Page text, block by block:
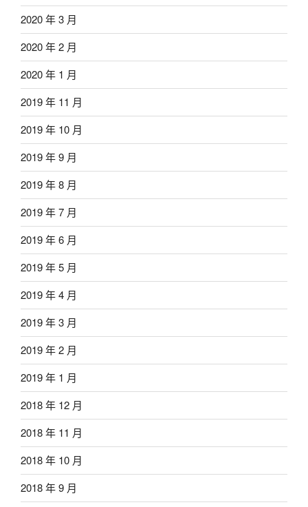
2020 年 3 月
2020 年 2 月
2020 年 1 月
2019 年 11 月
2019 年 10 月
2019 年 9 月
2019 年 8 月
2019 年 7 月
2019 年 6 月
2019 年 5 月
2019 年 4 月
2019 年 3 月
2019 年 2 月
2019 年 1 月
2018 年 12 月
2018 年 11 月
2018 年 10 月
2018 年 9 月